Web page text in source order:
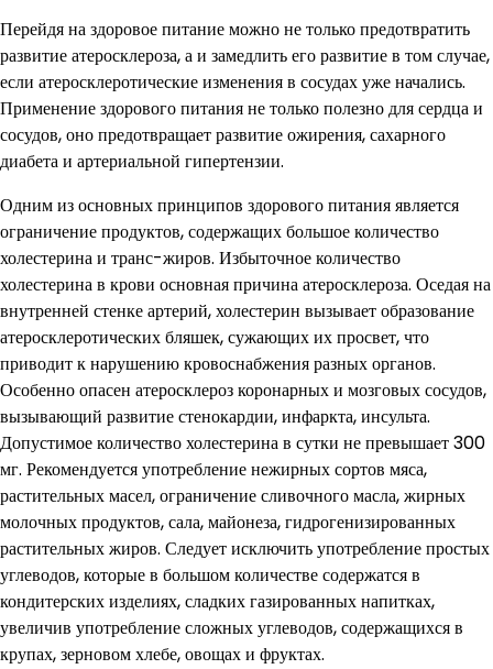
Перейдя на здоровое питание можно не только предотвратить
развитие атеросклероза, а и замедлить его развитие в том случае,
если атеросклеротические изменения в сосудах уже начались.
Применение здорового питания не только полезно для сердца и
сосудов, оно предотвращает развитие ожирения, сахарного
диабета и артериальной гипертензии.
Одним из основных принципов здорового питания является
ограничение продуктов, содержащих большое количество
холестерина и транс-жиров. Избыточное количество
холестерина в крови основная причина атеросклероза. Оседая на
внутренней стенке артерий, холестерин вызывает образование
атеросклеротических бляшек, сужающих их просвет, что
приводит к нарушению кровоснабжения разных органов.
Особенно опасен атеросклероз коронарных и мозговых сосудов,
вызывающий развитие стенокардии, инфаркта, инсульта.
Допустимое количество холестерина в сутки не превышает 300
мг. Рекомендуется употребление нежирных сортов мяса,
растительных масел, ограничение сливочного масла, жирных
молочных продуктов, сала, майонеза, гидрогенизированных
растительных жиров. Следует исключить употребление простых
углеводов, которые в большом количестве содержатся в
кондитерских изделиях, сладких газированных напитках,
увеличив употребление сложных углеводов, содержащихся в
крупах, зерновом хлебе, овощах и фруктах.